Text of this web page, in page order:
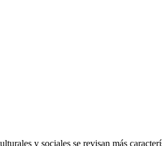
y sociales se revisan más